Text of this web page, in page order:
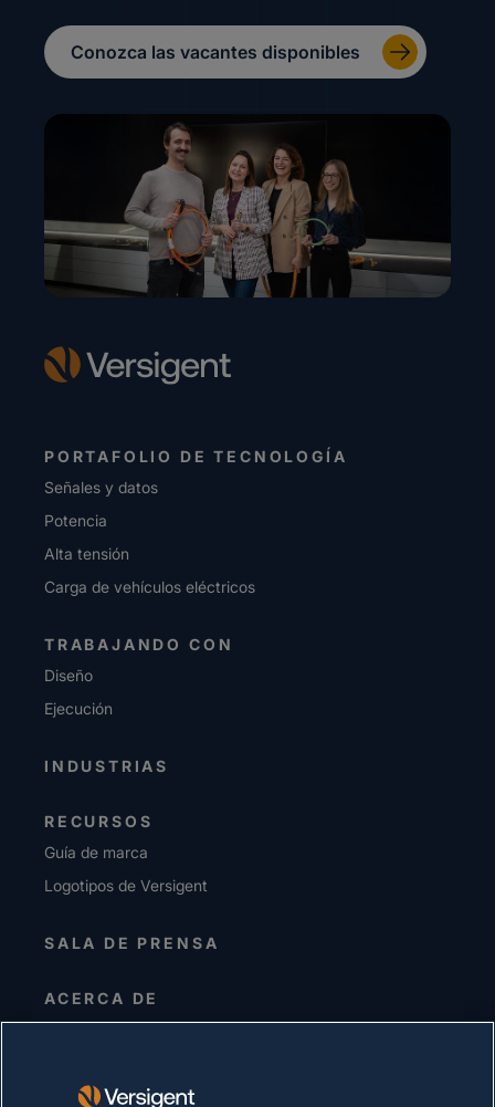
Conozca las vacantes disponibles
PORTAFOLIO DE TECNOLOGÍA
Señales y datos
Potencia
Alta tensión
Carga de vehículos eléctricos
TRABAJANDO CON
Diseño
Ejecución
INDUSTRIAS
RECURSOS
Guía de marca
Logotipos de Versigent
SALA DE PRENSA
ACERCA DE
Alta dirección
Proveedores